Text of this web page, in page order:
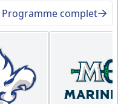
Info
nous
Programme complet